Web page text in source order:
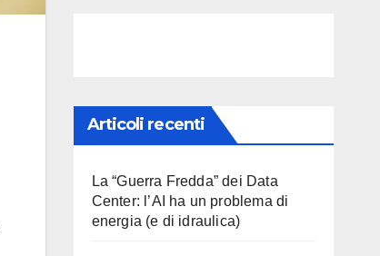
Articoli recenti
La “Guerra Fredda” dei Data
Center: l’AI ha un problema di
energia (e di idraulica)